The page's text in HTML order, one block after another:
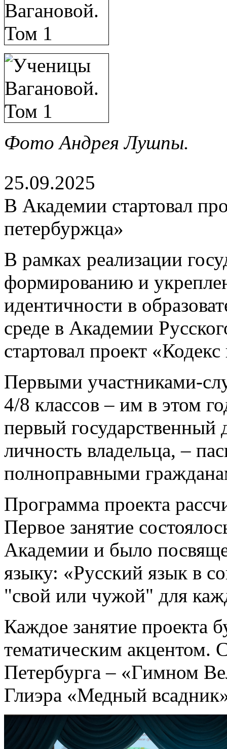
Фото Андрея Лушпы.
25.09.2025
В Академии стартовал
петербуржца»
В рамках реализации
формированию и
идентичности в
среде в Академии
стартовал проект
Первыми участниками-
4/8 классов – им в этом
первый
личность владельца, –
полноправными
Программа проекта
Первое занятие
Академии и было
языку: «Русский язык в
"свой или чужой" для
Каждое занятие проекта
тематическим акцентом.
Петербурга – «Гимном
Глиэра «Медный